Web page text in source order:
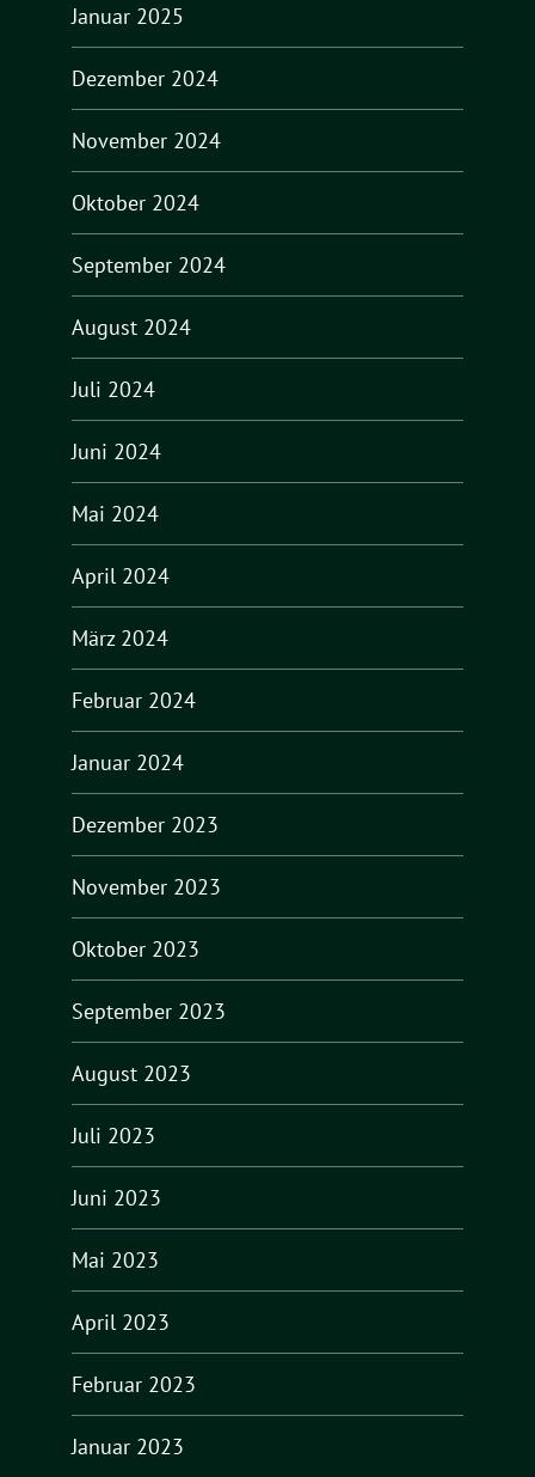
Januar 2025
Dezember 2024
November 2024
Oktober 2024
September 2024
August 2024
Juli 2024
Juni 2024
Mai 2024
April 2024
März 2024
Februar 2024
Januar 2024
Dezember 2023
November 2023
Oktober 2023
September 2023
August 2023
Juli 2023
Juni 2023
Mai 2023
April 2023
Februar 2023
Januar 2023